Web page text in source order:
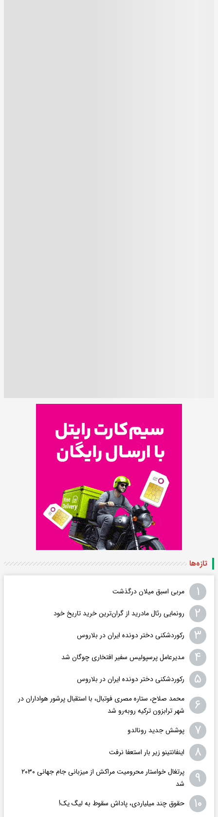
تازه‌ها
۱ مربی اسبق میلان درگذشت
۲ رونمایی رئال مادرید از گران‌ترین خرید تاریخ خود
۳ رکوردشکنی دختر دونده ایران در بلاروس
۴ مدیرعامل پرسپولیس سفیر افتخاری چوگان شد
۵ رکوردشکنی دختر دونده ایران در بلاروس
۶
محمد صلاح، ستاره مصری فوتبال، با استقبال پرشور هواداران در
شهر ترابزون ترکیه روبه‌رو شد
۷ پوشش جدید رونالدو
۸ اینفانتینو زیر بار استعفا نرفت
۹
پرتغال خواستار محرومیت مراکش از میزبانی جام جهانی ۲۰۳۰
شد
۱۰ حقوق چند میلیاردی، پاداش سقوط به لیگ یک!